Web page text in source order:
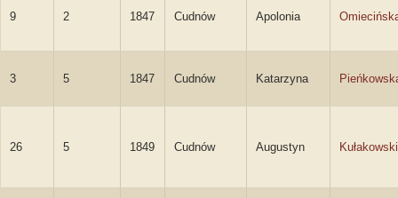
9 2 1847 Cudnów Apolonia
3 5 1847 Cudnów Katarzyna
26 5 1849 Cudnów Augustyn Kułakowski